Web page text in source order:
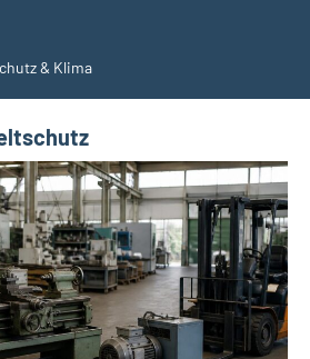
& Klima